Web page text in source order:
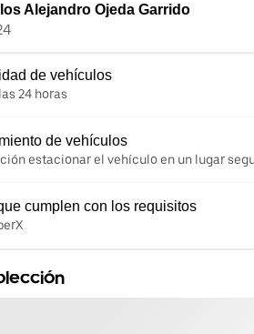
Alejandro Ojeda Garrido
de vehículos
24 horas
de vehículos
estacionar el vehículo en un lugar
cumplen con los requisitos